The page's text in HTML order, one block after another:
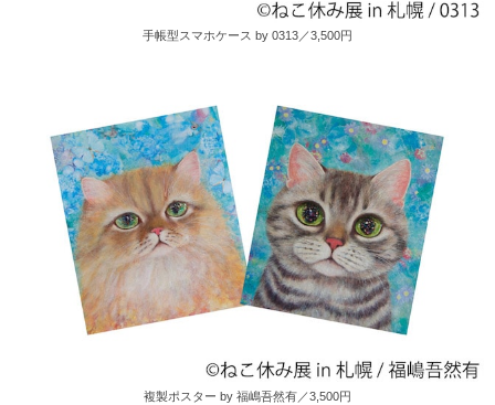
手帳型スマホケース by 0313／3,500円
複製ポスター by 福嶋吾然有／3,500円